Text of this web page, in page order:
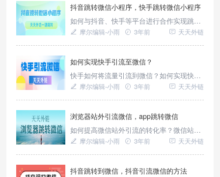
等。短信营销在过去的5年中非常疯狂，尤
其是在2014年至2018年期间。然而，由于
数据监管问题，短信营销逐渐降温。现在，
在数据监管已经趋于稳定的情况下
抖音跳转微信小程序，快手跳转微信小程序
如何与抖音、快手等平台进行合作实现跳转
到微信小程序的功能？抖音跳转微信小程
程序，APP跳转微信小程序。。。。我们都
可以直接使用跳转工具——天天外链跳转实
现。
摩尔编辑-小雨 3年前 天天外链
如何实现快手引流至微信？
快手如何将流量引流到微信？如何实现快手
引流至微信？快手引流私域有哪些特点？对
摩尔编辑-小雨 3年前 天天外链
浏览器站外引流微信，app跳转微信
如何提高微信站外引流的转化率？微信站外
引流至微信的方法有哪些？担心私域流量建
——天天外链实现。
摩尔编辑-小雨 3年前 天天外链
抖音跳转到微信，抖音引流微信的方法